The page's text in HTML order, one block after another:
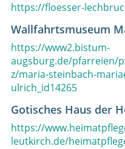
https://floesser-
Wallfahrtsmuseum
https://www2.bistum-
augsburg.de/pfarreien/
z/maria-steinbach-
ulrich_id14265
Gotisches Haus der
https://
leutkirch.de/